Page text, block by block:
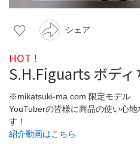
シェア
HOT !
S.H.Figuarts ボディ
※mikatsuki-ma.com 限定モデル
YouTuberの皆様に商品の使い心
す！
紹介動画はこちら